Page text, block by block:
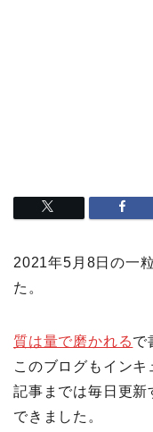
2021年5月8日の一
た。
質は量で磨かれるで
このブログもイン
記事までは毎日更新
できました。